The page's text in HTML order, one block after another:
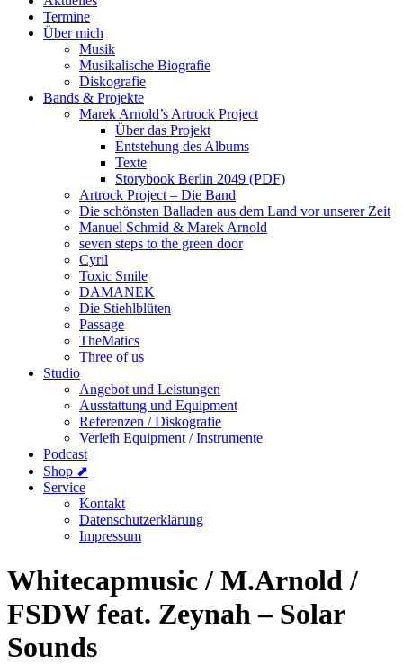
Termine
Über mich
Musik
Musikalische Biografie
Diskografie
Bands & Projekte
Marek Arnold’s Artrock Project
Über das Projekt
Entstehung des Albums
Texte
Storybook Berlin 2049 (PDF)
Artrock Project – Die Band
Die schönsten Balladen aus dem Land vor unserer Zeit
Manuel Schmid & Marek Arnold
seven steps to the green door
Cyril
Toxic Smile
DAMANEK
Die Stiehlblüten
Passage
TheMatics
Three of us
Studio
Angebot und Leistungen
Ausstattung und Equipment
Referenzen / Diskografie
Verleih Equipment / Instrumente
Podcast
Shop ⬈
Service
Kontakt
Datenschutzerklärung
Impressum
Whitecapmusic / M.Arnold /
FSDW feat. Zeynah – Solar
Sounds